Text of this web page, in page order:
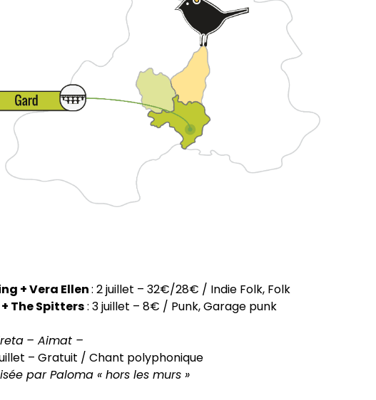
+ Vera Ellen: 2 juillet – 32€/28€ / Indie Folk, Folk
The Spitters: 3 juillet – 8€ / Punk, Garage punk
– Aimat –
– Gratuit / Chant polyphonique
par Paloma « hors les murs »